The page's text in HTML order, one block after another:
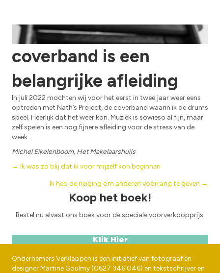
Drummen in onze
coverband is een
belangrijke afleiding
In juli 2022 mochten wij voor het eerst in twee jaar weer eens
optreden met Nath’s Project, de coverband waarin ik de drums
speel. Heerlijk dat het weer kon. Muziek is sowieso al fijn, maar
zelf spelen is een nog fijnere afleiding voor de stress van de
week.
Michel Eikelenboom, Het Makelaarshuijs
Posts
navigation
← Ik was zo blij dat ik voor mijzelf kon beginnen
Ik heb de neiging om anderen voorrang te geven →
Koop het boek!
Bestel nu alvast ons boek voor de speciale voorverkoopprijs.
Klik Hier
Ondernemers Verklappen is een initiatief van fotograaf en
designerMartine Goulmy(0627 346 046) en tekstschrijver en